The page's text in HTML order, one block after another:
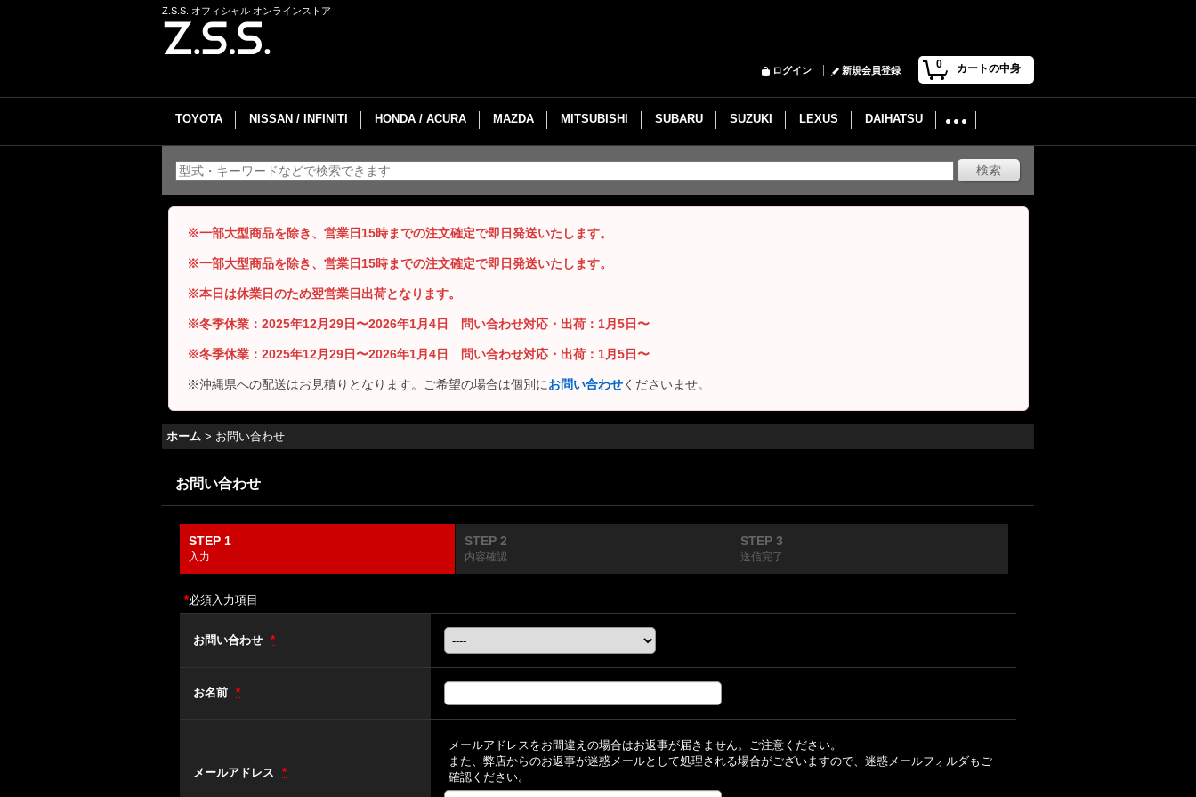
Z.S.S. オフィシャル オンラインストア
0 カートの中身
ログイン 新規会員登録
TOYOTA NISSAN / INFINITI HONDA / ACURA MAZDA MITSUBISHI SUBARU SUZUKI LEXUS DAIHATSU
※一部大型商品を除き、営業日15時までの注文確定で即日発送いたします。
※一部大型商品を除き、営業日15時までの注文確定で即日発送いたします。
※本日は休業日のため翌営業日出荷となります。
※冬季休業：2025年12月29日〜2026年1月4日 問い合わせ対応・出荷：1月5日〜
※冬季休業：2025年12月29日〜2026年1月4日 問い合わせ対応・出荷：1月5日〜
※沖縄県への配送はお見積りとなります。ご希望の場合は個別にお問い合わせくださいませ。
ホーム > お問い合わせ
お問い合わせ
STEP 1
入力
STEP 2
内容確認
STEP 3
送信完了
*必須入力項目
お問い合わせ *
お名前 *
メールアドレス *
メールアドレスをお間違えの場合はお返事が届きません。ご注意ください。
また、弊店からのお返事が迷惑メールとして処理される場合がございますので、迷惑メールフォルダもご
確認ください。